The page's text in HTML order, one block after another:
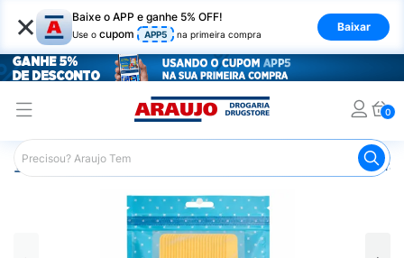
× Baixe o APP e ganhe 5% OFF!
Use o cupom APP5 na primeira compra
Baixar
0
Araujo Beleza e Cuidados Lixa